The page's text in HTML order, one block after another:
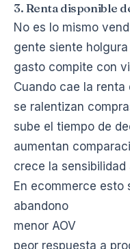
3. Renta disponible
No es lo mismo
gente siente
gasto compite con
Cuando cae la renta
se ralentizan
sube el tiempo de
aumentan
crece la
En ecommerce esto
abandono
menor AOV
peor respuesta a